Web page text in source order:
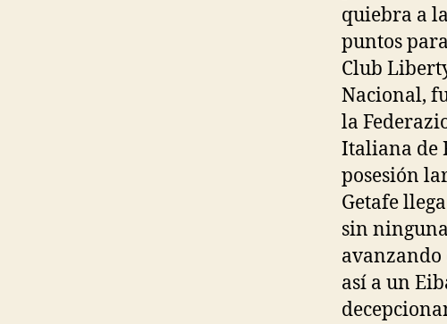
quiebra a
puntos
Club
Nacional,
la
Italiana de
posesión
Getafe
sin
avanzando
así a un